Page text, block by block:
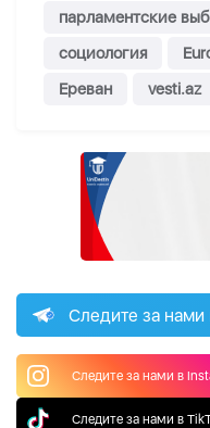
парламентские
социология
Ереван
vesti.az
Следите за нами
Следите за нами в
Следите за нами в